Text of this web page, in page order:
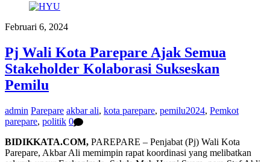
Februari 6, 2024
Pj Wali Kota Parepare Ajak Semua
Stakeholder Kolaborasi Sukseskan
Pemilu
admin Parepare akbar ali, kota parepare, pemilu2024, Pemkot
parepare, politik 0
BIDIKKATA.COM, PAREPARE – Penjabat (Pj) Wali Kota
Parepare, Akbar Ali memimpin rapat koordinasi yang melibatkan